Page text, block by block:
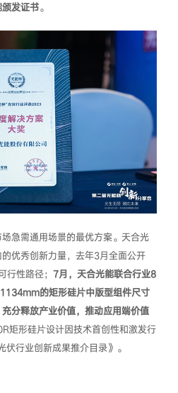
发证书。
急需通用场景的最优方案。天合光
优秀创新力量，去年3月全面公开
性路径； 7月，天合光能联合行业8
的矩形硅片中版型组件尺寸
分释放产业价值，推动应用端价值
矩形硅片设计因技术首创性和激发行
行业创新成果推介目录》。